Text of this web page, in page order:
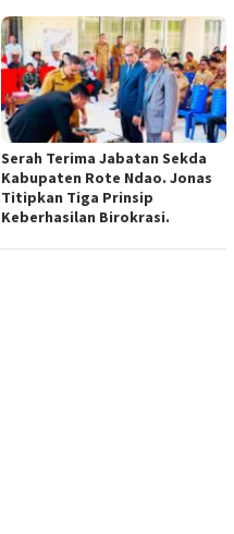
Serah Terima Jabatan Sekda
Kabupaten Rote Ndao. Jonas
Titipkan Tiga Prinsip
Keberhasilan Birokrasi.